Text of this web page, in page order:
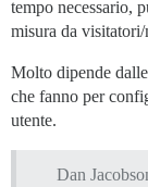
tempo necessario,
misura da
Molto dipende
che fanno per
utente.
Dan